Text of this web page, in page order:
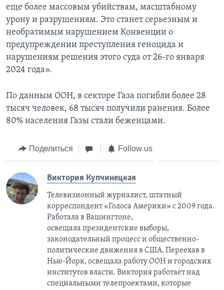
еще более массовым убийствам, масштабному
урону и разрушениям. Это станет серьезным и
необратимым нарушением Конвенции о
предупреждении преступления геноцида и
нарушениям решения этого суда от 26-го января
2024 года».
По данным ООН, в секторе Газа погибли более 28
тысяч человек, 68 тысяч получили ранения. Более
80% населения Газы стали беженцами.
Поделиться Follow us
Виктория Купчинецкая
Телевизионный журналист, штатный
корреспондент «Голоса Америки» с 2009 года.
Работала в Вашингтоне,
освещала президентские выборы,
законодательный процесс и общественно-
политические движения в США. Переехав в
Нью-Йорк, освещала работу ООН и городских
институтов власти. Виктория работает над
специальными телепроектами, которые